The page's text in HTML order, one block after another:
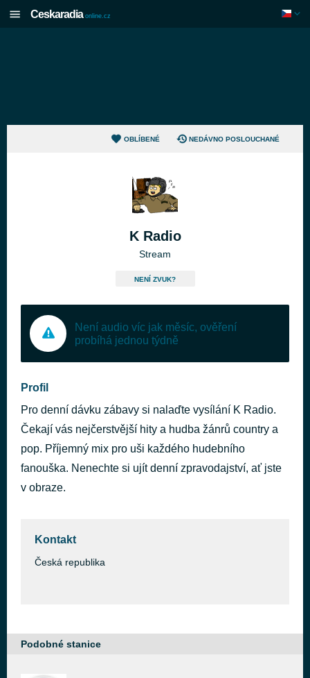
Ceskaradia online.cz
OBLÍBENÉ NEDÁVNO POSLOUCHANÉ
K Radio
Stream
NENÍ ZVUK?
Není audio víc jak měsíc, ověření
probíhá jednou týdně
Profil
Pro denní dávku zábavy si nalaďte vysílání K Radio.
Čekají vás nejčerstvější hity a hudba žánrů country a
pop. Příjemný mix pro uši každého hudebního
fanouška. Nenechte si ujít denní zpravodajství, ať jste
v obraze.
Kontakt
Česká republika
Podobné stanice